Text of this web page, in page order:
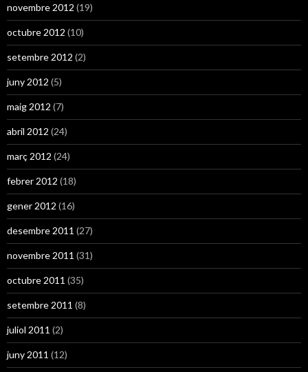
novembre 2012 (19)
octubre 2012 (10)
setembre 2012 (2)
juny 2012 (5)
maig 2012 (7)
abril 2012 (24)
març 2012 (24)
febrer 2012 (18)
gener 2012 (16)
desembre 2011 (27)
novembre 2011 (31)
octubre 2011 (35)
setembre 2011 (8)
juliol 2011 (2)
juny 2011 (12)